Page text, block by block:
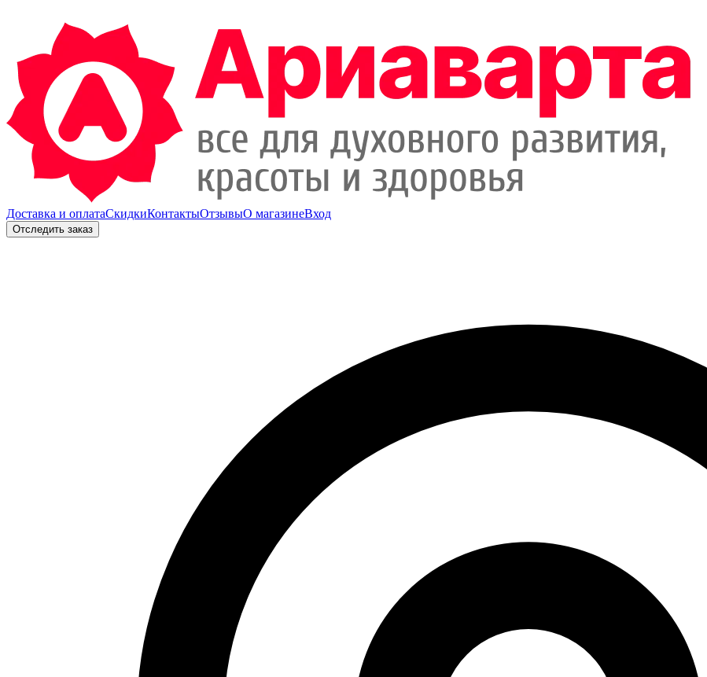
Доставка и оплатаСкидкиКонтактыОтзывыО магазинеВход
Отследить заказ